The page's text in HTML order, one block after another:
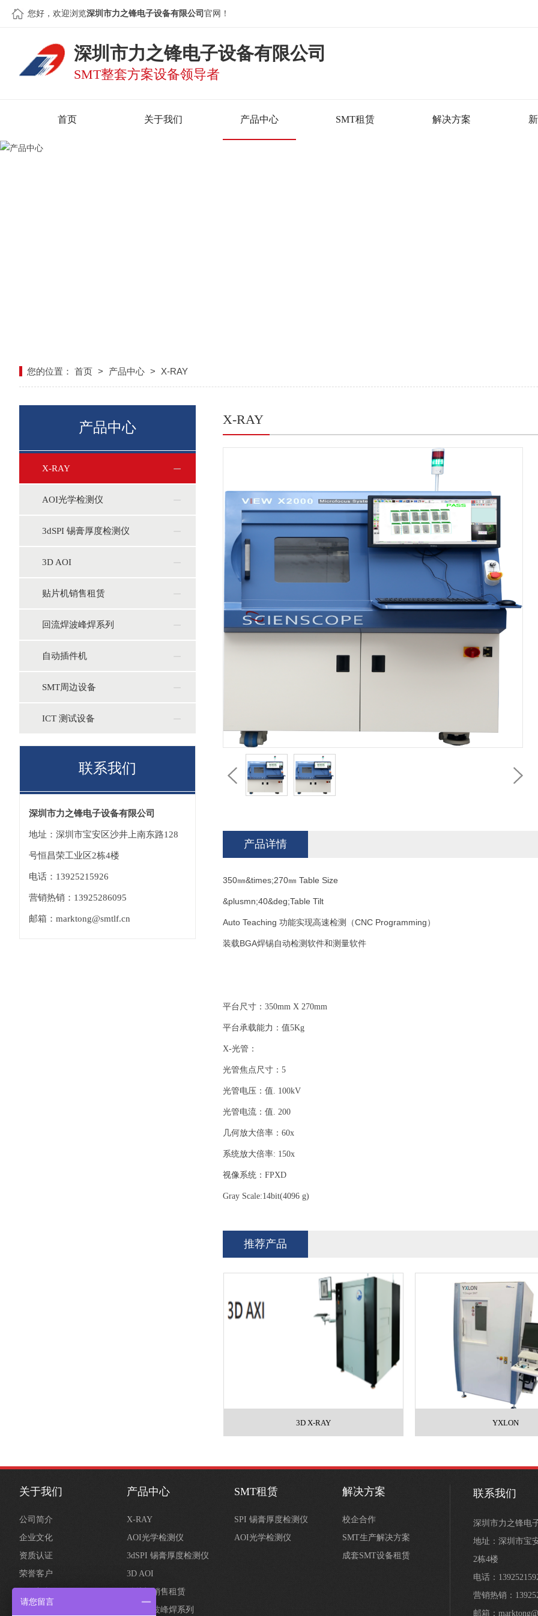
您好，欢迎浏览深圳市力之锋电子设备有限公司官网！
深圳市力之锋电子设备有限公司
SMT整套方案设备领导者
首页 关于我们 产品中心 SMT租赁 解决方案
您的位置： 首页 > 产品中心 > X-RAY
产品中心
X-RAY
AOI光学检测仪
3dSPI 锡膏厚度检测仪
3D AOI
贴片机销售租赁
回流焊波峰焊系列
自动插件机
SMT周边设备
ICT 测试设备
联系我们
深圳市力之锋电子设备有限公司
地址：深圳市宝安区沙井上南东路128
号恒昌荣工业区2栋4楼
电话：13925215926
营销热销：13925286095
邮箱：marktong@smtlf.cn
X-RAY
产品详情
350㎜&times;270㎜ Table Size
&plusmn;40&deg;Table Tilt
Auto Teaching 功能实现高速检测（CNC Programming）
装载BGA焊锡自动检测软件和测量软件
平台尺寸：350mm X 270mm
平台承载能力：值5Kg
X-光管：
光管焦点尺寸：5
光管电压：值. 100kV
光管电流：值. 200
几何放大倍率：60x
系统放大倍率: 150x
视像系统：FPXD
Gray Scale:14bit(4096 g)
推荐产品
3D X-RAY YXLON
关于我们
公司简介
企业文化
资质认证
荣誉客户
产品中心
X-RAY
AOI光学检测仪
3dSPI 锡膏厚度检测仪
3D AOI
贴片机销售租赁
回流焊波峰焊系列
SMT租赁
SPI 锡膏厚度检测仪
AOI光学检测仪
解决方案
校企合作
SMT生产解决方案
成套SMT设备租赁
联系我们
深圳市力之锋电
地址：深圳市宝
2栋4楼
电话：
营销热销：
邮箱：
请您留言